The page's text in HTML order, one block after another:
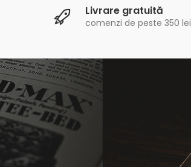
Livrare gratuită
comenzi de peste 350 lei